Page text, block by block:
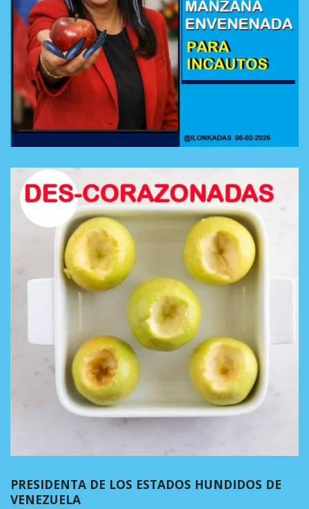
PRESIDENTA DE LOS ESTADOS HUNDIDOS DE
VENEZUELA